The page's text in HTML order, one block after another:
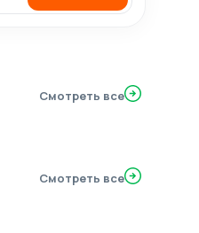
Смотреть все
Смотреть все